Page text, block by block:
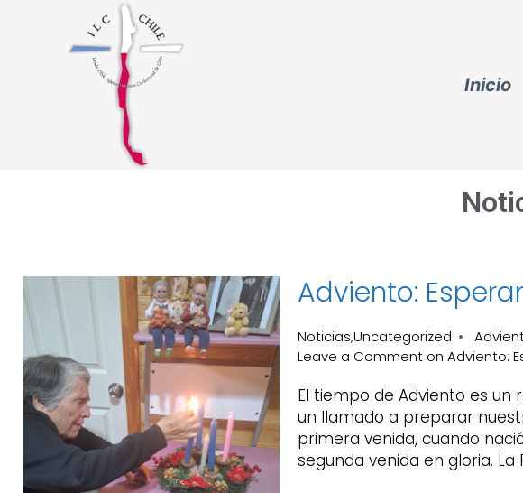
Inicio
Adviento:
Noticias,Uncategorized
Leave a Comment on Adviento:
El tiempo de Adviento es un
un llamado a preparar
primera venida, cuando
segunda venida en gloria. La